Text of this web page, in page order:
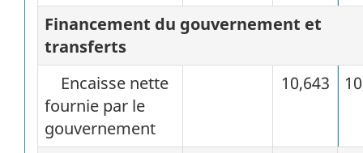
Financement du gouvernement et
transferts
Encaisse nette
fournie par le
gouvernement
10,643